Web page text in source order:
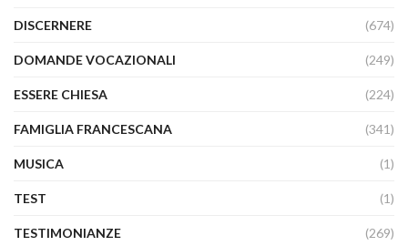
DISCERNERE (674)
DOMANDE VOCAZIONALI (249)
ESSERE CHIESA (224)
FAMIGLIA FRANCESCANA (341)
MUSICA (1)
TEST (1)
TESTIMONIANZE (269)